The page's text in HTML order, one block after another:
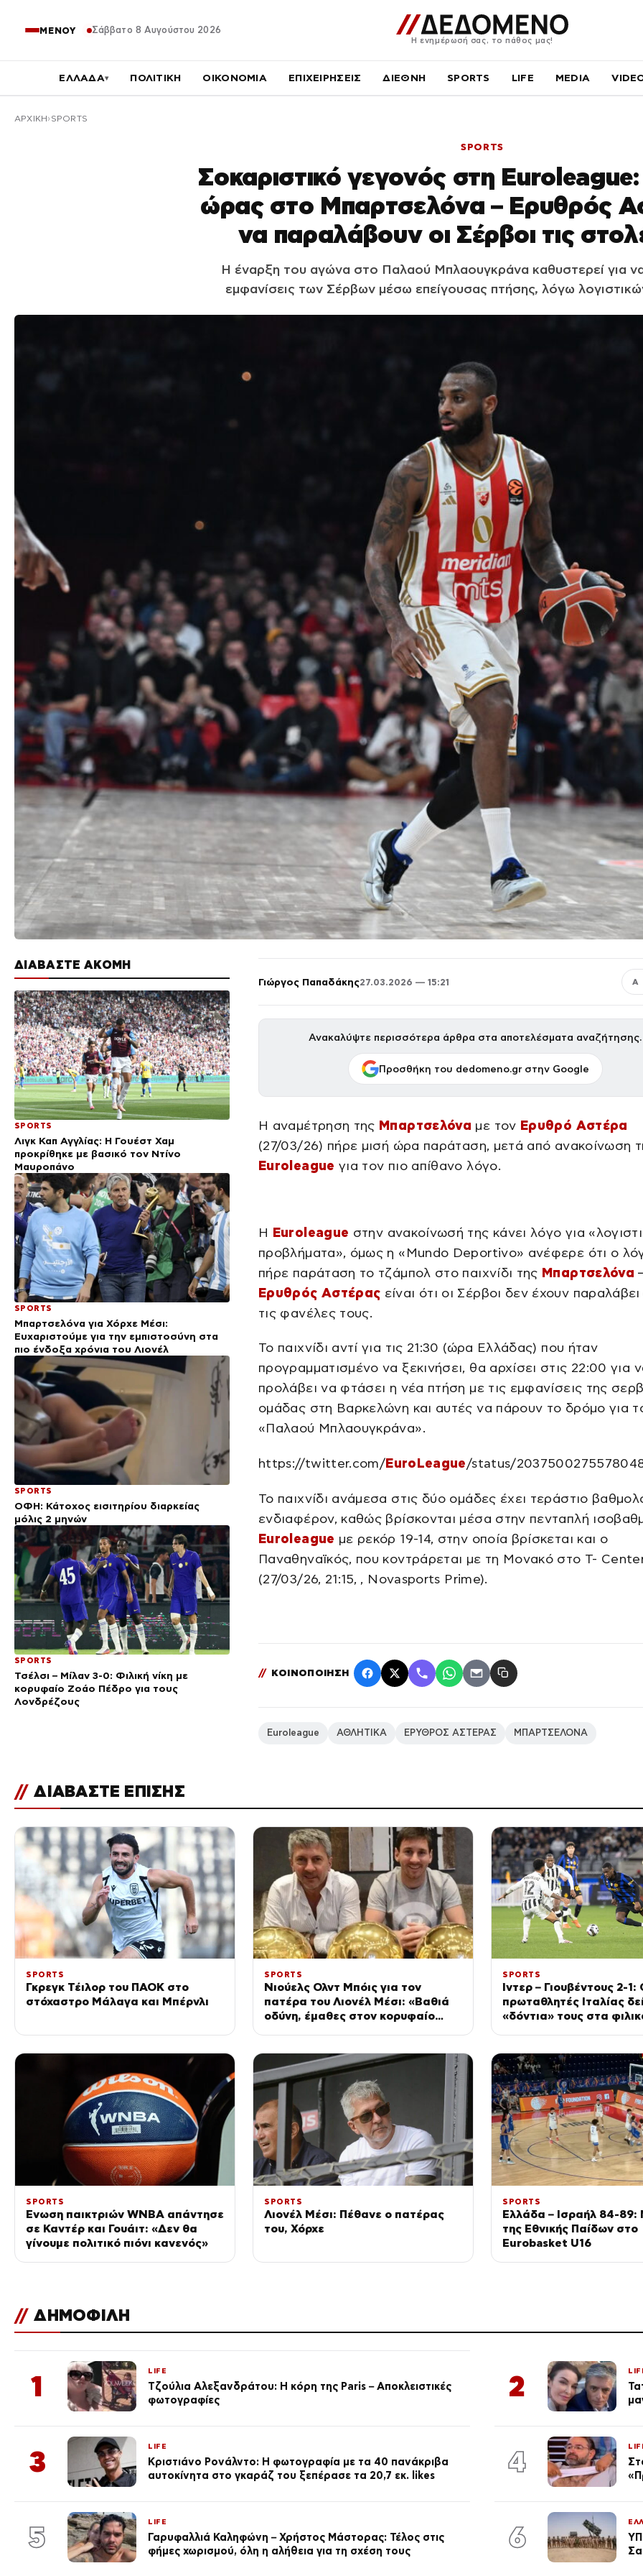
ΜΕΝΟΥ Σάββατο 8 Αυγούστου 2026
Η ενημέρωσή σας, το πάθος μας!
ΕΛΛΑΔΑ▾ ΠΟΛΙΤΙΚΗ ΟΙΚΟΝΟΜΙΑ ΕΠΙΧΕΙΡΗΣΕΙΣ ΔΙΕΘΝΗ SPORTS LIFE MEDIA
ΑΡΧΙΚΉ SPORTS
SPORTS
Σοκαριστικό γεγονός στη
ώρας στο Μπαρτσελόνα – Ερυθρός
να παραλάβουν οι Σέρβοι τις
Η έναρξη του αγώνα στο Παλαού Μπλαουγκράνα καθυστερεί για
εμφανίσεις των Σέρβων μέσω επείγουσας πτήσης, λόγω
ΔΙΑΒΑΣΤΕ ΑΚΟΜΗ
SPORTS
Λιγκ Καπ Αγγλίας: Η Γουέστ Χαμ
προκρίθηκε με βασικό τον Ντίνο
Μαυροπάνο
SPORTS
Μπαρτσελόνα για Χόρχε Μέσι:
Ευχαριστούμε για την εμπιστοσύνη στα
πιο ένδοξα χρόνια του Λιονέλ
SPORTS
ΟΦΗ: Κάτοχος εισιτηρίου διαρκείας
μόλις 2 μηνών
SPORTS
Τσέλσι – Μίλαν 3-0: Φιλική νίκη με
κορυφαίο Ζοάο Πέδρο για τους
Λονδρέζους
Γιώργος Παπαδάκης27.03.2026 — 15:21 Α
Ανακαλύψτε περισσότερα άρθρα στα αποτελέσματα αναζήτησης.
Προσθήκη του dedomeno.gr στην Google
Η αναμέτρηση της Μπαρτσελόνα με τον Ερυθρό Αστέρα
(27/03/26) πήρε μισή ώρα παράταση, μετά από ανακοίνωση
Euroleague για τον πιο απίθανο λόγο.
Η Euroleague στην ανακοίνωσή της κάνει λόγο για
προβλήματα», όμως η «Mundo Deportivo» ανέφερε ότι ο
πήρε παράταση το τζάμπολ στο παιχνίδι της Μπαρτσελόνα
Ερυθρός Αστέρας είναι ότι οι Σέρβοι δεν έχουν
τις φανέλες τους.
Το παιχνίδι αντί για τις 21:30 (ώρα Ελλάδας) που ήταν
προγραμματισμένο να ξεκινήσει, θα αρχίσει στις 22:00 για
προλάβει να φτάσει η νέα πτήση με τις εμφανίσεις της
ομάδας στη Βαρκελώνη και αυτές να πάρουν το δρόμο για
«Παλαού Μπλαουγκράνα».
https://twitter.com/ EuroLeague/status/
Το παιχνίδι ανάμεσα στις δύο ομάδες έχει τεράστιο
ενδιαφέρον, καθώς βρίσκονται μέσα στην πενταπλή
Euroleague με ρεκόρ 19-14, στην οποία βρίσκεται και ο
Παναθηναϊκός, που κοντράρεται με τη Μονακό στο T-
(27/03/26, 21:15, , Novasports Prime).
// ΚΟΙΝΟΠΟΙΗΣΗ
Euroleague ΑΘΛΗΤΙΚΑ ΕΡΥΘΡΟΣ ΑΣΤΕΡΑΣ ΜΠΑΡΤΣΕΛΟΝΑ
// ΔΙΑΒΑΣΤΕ ΕΠΙΣΗΣ
SPORTS
Γκρεγκ Τέιλορ του ΠΑΟΚ στο
στόχαστρο Μάλαγα και Μπέρνλι
SPORTS
Νιούελς Ολντ Μπόις για τον
πατέρα του Λιονέλ Μέσι: «Βαθιά
οδύνη, έμαθες στον κορυφαίο
SPORTS
Ίντερ – Γιουβέντους 2-1:
πρωταθλητές Ιταλίας
«δόντια» τους στα
SPORTS
Ένωση παικτριών WNBA απάντησε
σε Καντέρ και Γουάιτ: «Δεν θα
γίνουμε πολιτικό πιόνι κανενός»
SPORTS
Λιονέλ Μέσι: Πέθανε ο πατέρας
του, Χόρχε
SPORTS
Ελλάδα – Ισραήλ 84-89:
της Εθνικής Παίδων στο
Eurobasket U16
// ΔΗΜΟΦΙΛΗ
1 LIFE
Τζούλια Αλεξανδράτου: Η κόρη της Paris – Αποκλειστικές
φωτογραφίες
2
3 LIFE
Κριστιάνο Ρονάλντο: Η φωτογραφία με τα 40 πανάκριβα
αυτοκίνητα στο γκαράζ του ξεπέρασε τα 20,7 εκ. likes
4
5 LIFE
Γαρυφαλλιά Καληφώνη – Χρήστος Μάστορας: Τέλος στις
φήμες χωρισμού, όλη η αλήθεια για τη σχέση τους
6